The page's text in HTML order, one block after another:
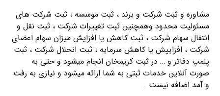
مشاوره و ثبت شرکت و برند ، ثبت موسسه ، ثبت شرکت های
مسئولیت محدود وهمچنین ثبت تغییرات شرکت ، ثبت نقل و
انتقال سهام شرکت ، ثبت کاهش یا افزایش میزان سهام اعضای
شرکت ، افزاییش یا کاهش سرمایه ، ثبت انحلال شرکت ، ثبت
پلمپ دفاتر و … در ثبت کریمخان انجام میشود و حتی به
صورت آنلاین خدمات ثبتی به شما ارائه میشود و نیازی به رفت
و آمد اضافه نیست .